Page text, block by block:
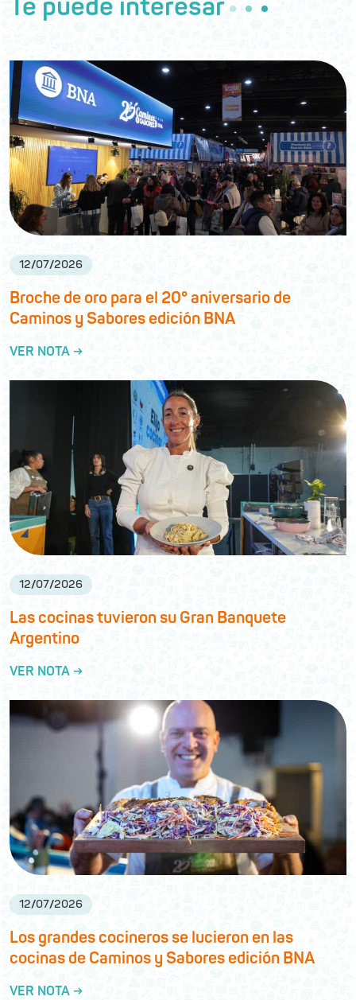
Te puede interesar
12/07/2026
Broche de oro para el 20° aniversario de
Caminos y Sabores edición BNA
VER NOTA →
12/07/2026
Las cocinas tuvieron su Gran Banquete
Argentino
VER NOTA →
12/07/2026
Los grandes cocineros se lucieron en las
cocinas de Caminos y Sabores edición BNA
VER NOTA →